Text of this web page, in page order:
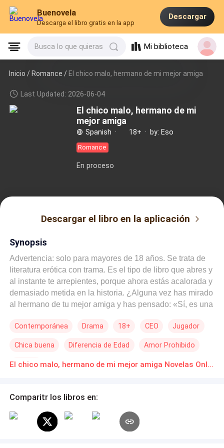
Buenovela
Descarga el libro gratis en la app
Descargar
Busca lo que quieras Mi biblioteca
Inicio /Romance / El chico malo, hermano de mi mejor amiga
Last Updated: 2026-06-04
El chico malo, hermano de mi
mejor amiga
Spanish · 18+ · by: Eso
Romance
En proceso
Descargar el libro en la aplicación
Synopsis
Advertencia: solo para mayores de 18 años. Se trata de
literatura erótica con trama. Es el tipo de libro que abres y
al instante te arrepientes, porque ahora estás acalorada y
demasiado metida en la historia. ¿Alguna vez has mirado
al hermano de tu mejor amiga y has pensado: «Sí, es una
Este libro es esa mala decisión. Es un lío, es
Hayes siempre ha estado locamente enamorada del
hermano de su mejor amiga, Kai. Es el sueño de
encantador, y ella jura que lo ha superado, incluso
supone que el trabajo es fácil, pero no con Kai Reed de
por medio. ¿Podrá resistirse a él esta vez o traicionará la
Contemporánea Drama 18+ CEO Jugador
Chica buena Diferencia de Edad Amor Prohibido
Erótico El chico malo, hermano de mi mejor amiga Novelas Online Descarga gratuita de PDF
Comparitr los libros en: